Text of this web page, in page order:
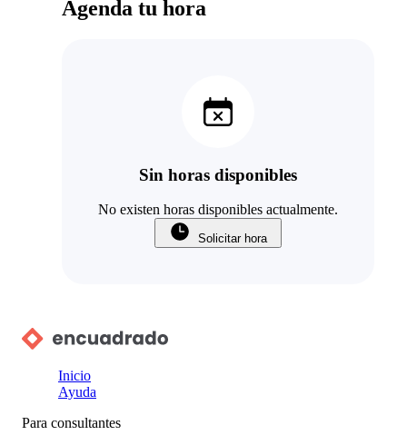
Agenda tu hora
Sin horas disponibles
No existen horas disponibles actualmente.
Solicitar hora
Inicio
Ayuda
Para consultantes